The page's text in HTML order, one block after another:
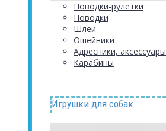
Поводки-рулетки
Поводки
Шлеи
Ошейники
Адресники, аксессуары
Карабины
Игрушки для собак